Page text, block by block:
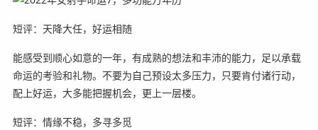
短评：天降大任，好运相随
能感受到顺心如意的一年，有成熟的想法和丰沛的能力，足以承载
命运的考验和礼物。不要为自己预设太多压力，只要肯付诸行动，
配上好运，大多能把握机会，更上一层楼。
短评：情缘不稳，多寻多觅